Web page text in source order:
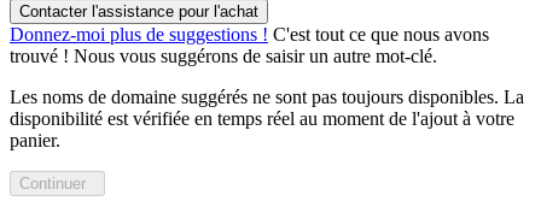
Contacter l'assistance pour l'achat
Donnez-moi plus de suggestions ! C'est tout ce que nous avons
trouvé ! Nous vous suggérons de saisir un autre mot-clé.
Les noms de domaine suggérés ne sont pas toujours disponibles. La
disponibilité est vérifiée en temps réel au moment de l'ajout à votre
panier.